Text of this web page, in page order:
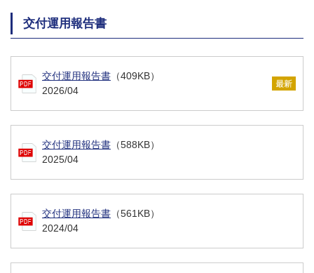
交付運用報告書
交付運用報告書 （409KB）
2026/04
交付運用報告書 （588KB）
2025/04
交付運用報告書 （561KB）
2024/04